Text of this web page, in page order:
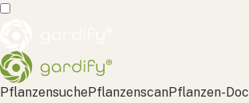
PflanzensuchePflanzenscanPflanzen-Doc